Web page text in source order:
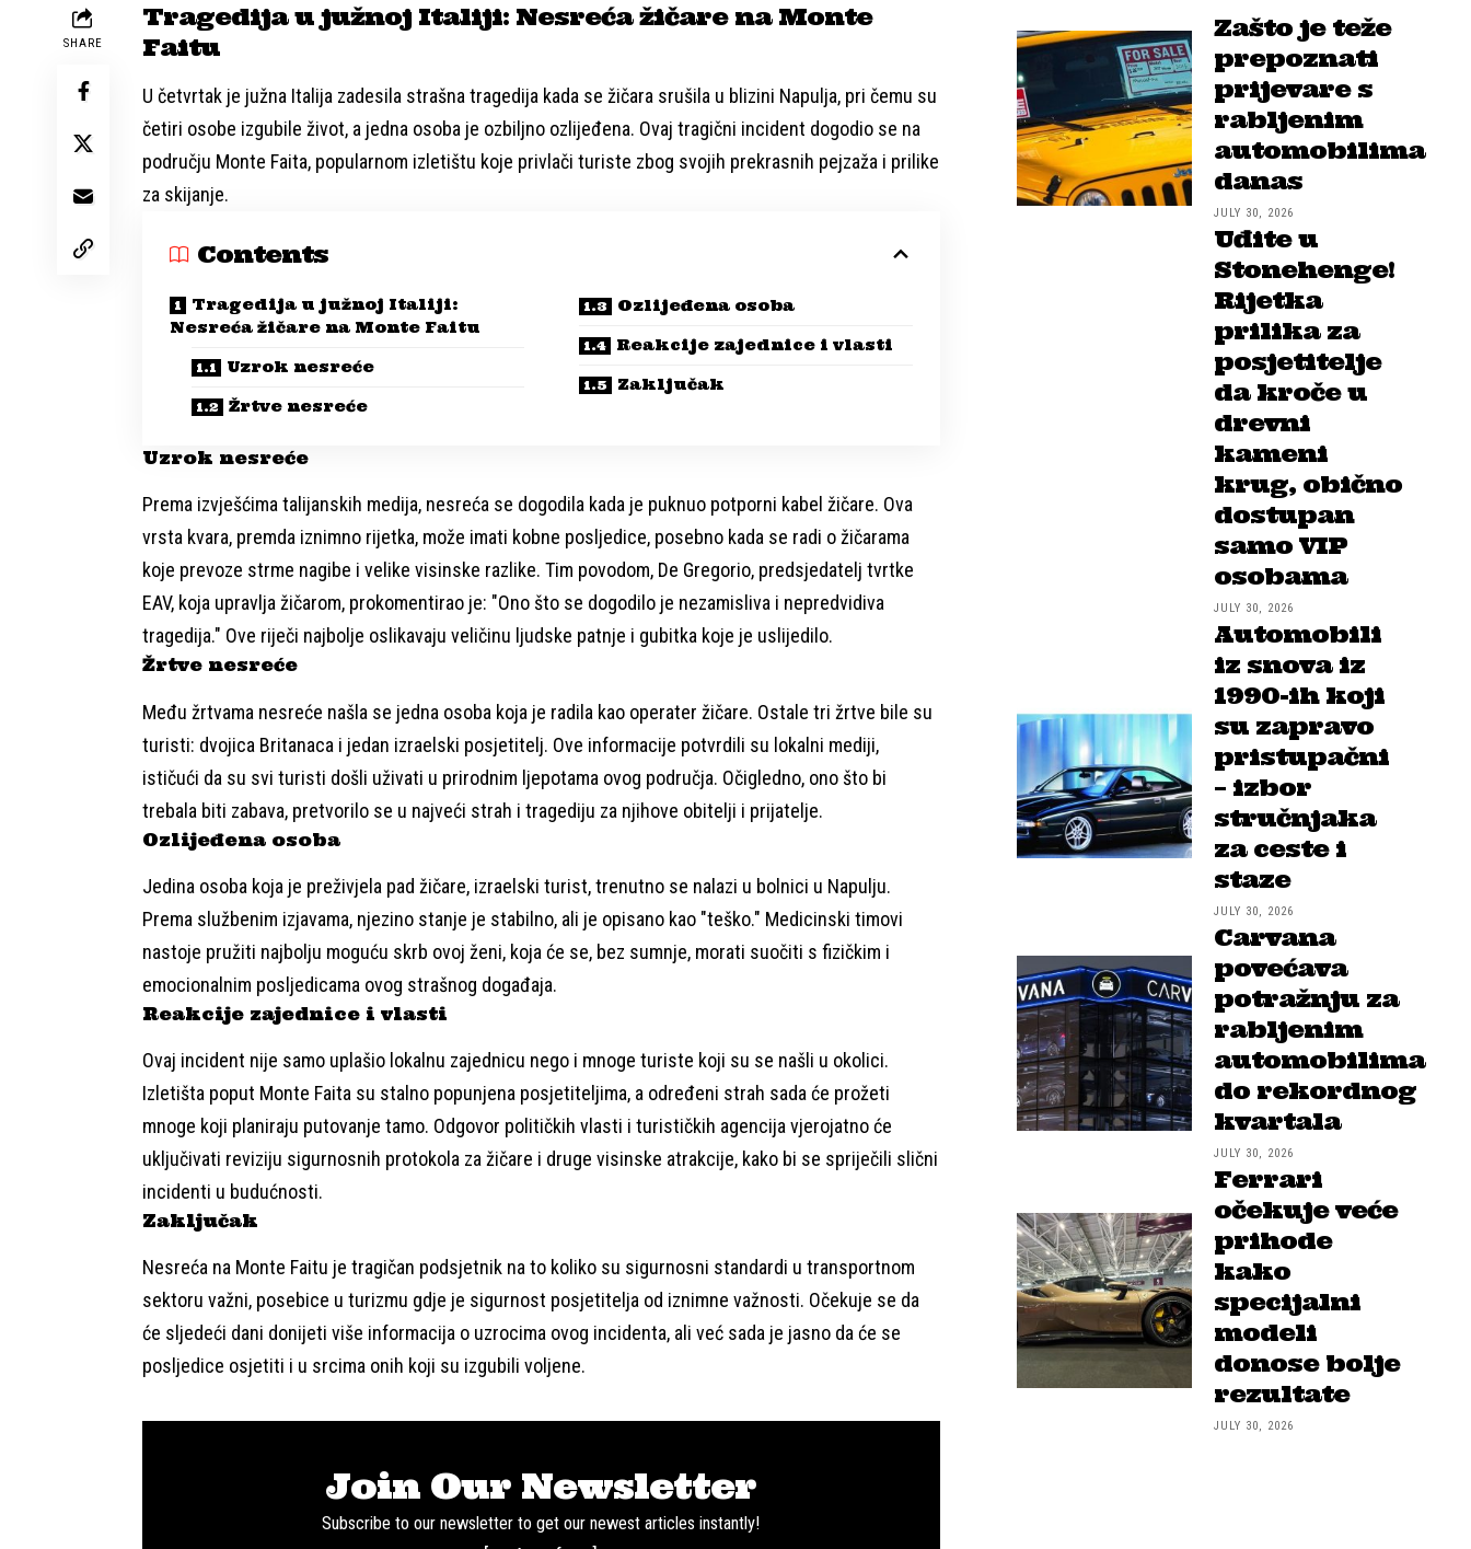
SHARE
Tragedija u južnoj Italiji: Nesreća žičare na Monte
Faitu
U četvrtak je južna Italija zadesila strašna tragedija kada se žičara srušila u blizini Napulja, pri čemu su
četiri osobe izgubile život, a jedna osoba je ozbiljno ozlijeđena. Ovaj tragični incident dogodio se na
području Monte Faita, popularnom izletištu koje privlači turiste zbog svojih prekrasnih pejzaža i prilike
za skijanje.
Contents
Tragedija u južnoj Italiji:
Nesreća žičare na Monte Faitu
Uzrok nesreće
Žrtve nesreće
Ozlijeđena osoba
Reakcije zajednice i vlasti
Zaključak
Uzrok nesreće
Prema izvješćima talijanskih medija, nesreća se dogodila kada je puknuo potporni kabel žičare. Ova
vrsta kvara, premda iznimno rijetka, može imati kobne posljedice, posebno kada se radi o žičarama
koje prevoze strme nagibe i velike visinske razlike. Tim povodom, De Gregorio, predsjedatelj tvrtke
EAV, koja upravlja žičarom, prokomentirao je: "Ono što se dogodilo je nezamisliva i nepredvidiva
tragedija." Ove riječi najbolje oslikavaju veličinu ljudske patnje i gubitka koje je uslijedilo.
Žrtve nesreće
Među žrtvama nesreće našla se jedna osoba koja je radila kao operater žičare. Ostale tri žrtve bile su
turisti: dvojica Britanaca i jedan izraelski posjetitelj. Ove informacije potvrdili su lokalni mediji,
ističući da su svi turisti došli uživati u prirodnim ljepotama ovog područja. Očigledno, ono što bi
trebala biti zabava, pretvorilo se u najveći strah i tragediju za njihove obitelji i prijatelje.
Ozlijeđena osoba
Jedina osoba koja je preživjela pad žičare, izraelski turist, trenutno se nalazi u bolnici u Napulju.
Prema službenim izjavama, njezino stanje je stabilno, ali je opisano kao "teško." Medicinski timovi
nastoje pružiti najbolju moguću skrb ovoj ženi, koja će se, bez sumnje, morati suočiti s fizičkim i
emocionalnim posljedicama ovog strašnog događaja.
Reakcije zajednice i vlasti
Ovaj incident nije samo uplašio lokalnu zajednicu nego i mnoge turiste koji su se našli u okolici.
Izletišta poput Monte Faita su stalno popunjena posjetiteljima, a određeni strah sada će prožeti
mnoge koji planiraju putovanje tamo. Odgovor političkih vlasti i turističkih agencija vjerojatno će
uključivati reviziju sigurnosnih protokola za žičare i druge visinske atrakcije, kako bi se spriječili slični
incidenti u budućnosti.
Zaključak
Nesreća na Monte Faitu je tragičan podsjetnik na to koliko su sigurnosni standardi u transportnom
sektoru važni, posebice u turizmu gdje je sigurnost posjetitelja od iznimne važnosti. Očekuje se da
će sljedeći dani donijeti više informacija o uzrocima ovog incidenta, ali već sada je jasno da će se
posljedice osjetiti i u srcima onih koji su izgubili voljene.
Join Our Newsletter
Subscribe to our newsletter to get our newest articles instantly!
Zašto je teže
prepoznati
prijevare s
rabljenim
automobilima
danas
JULY 30, 2026
Uđite u
Stonehenge!
Rijetka
prilika za
posjetitelje
da kroče u
drevni
kameni
krug, obično
dostupan
samo VIP
osobama
JULY 30, 2026
Automobili
iz snova iz
1990-ih koji
su zapravo
pristupačni
– izbor
stručnjaka
za ceste i
staze
JULY 30, 2026
Carvana
povećava
potražnju za
rabljenim
automobilima
do rekordnog
kvartala
JULY 30, 2026
Ferrari
očekuje veće
prihode
kako
specijalni
modeli
donose bolje
rezultate
JULY 30, 2026